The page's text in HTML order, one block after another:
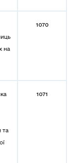
на
1070
та
1071